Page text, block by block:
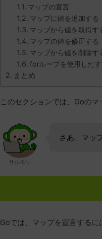
マップの宣言
マップに値を追加する
マップから値を取得す
マップの値を修正する
マップから値を削除す
forループを使用した
まとめ
このセクションでは、Goのマ
サルモリ
さあ、マッ
Goでは、マップを宣言するに